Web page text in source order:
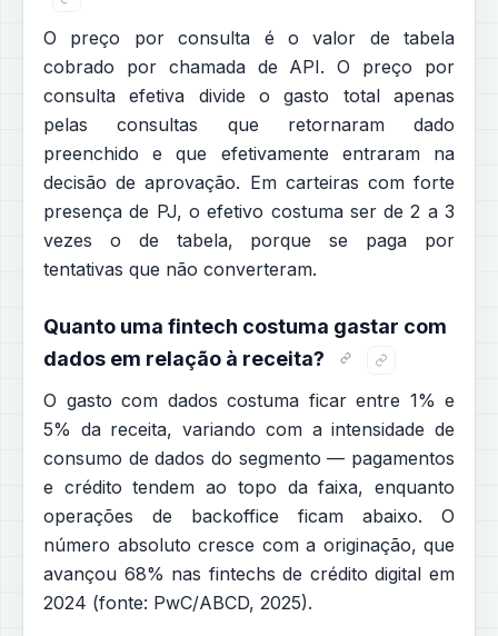
O preço por consulta é o valor de tabela
cobrado por chamada de API. O preço por
consulta efetiva divide o gasto total apenas
pelas consultas que retornaram dado
preenchido e que efetivamente entraram na
decisão de aprovação. Em carteiras com forte
presença de PJ, o efetivo costuma ser de 2 a 3
vezes o de tabela, porque se paga por
tentativas que não converteram.
Quanto uma fintech costuma gastar com
dados em relação à receita?
O gasto com dados costuma ficar entre 1% e
5% da receita, variando com a intensidade de
consumo de dados do segmento — pagamentos
e crédito tendem ao topo da faixa, enquanto
operações de backoffice ficam abaixo. O
número absoluto cresce com a originação, que
avançou 68% nas fintechs de crédito digital em
2024 (fonte: PwC/ABCD, 2025).